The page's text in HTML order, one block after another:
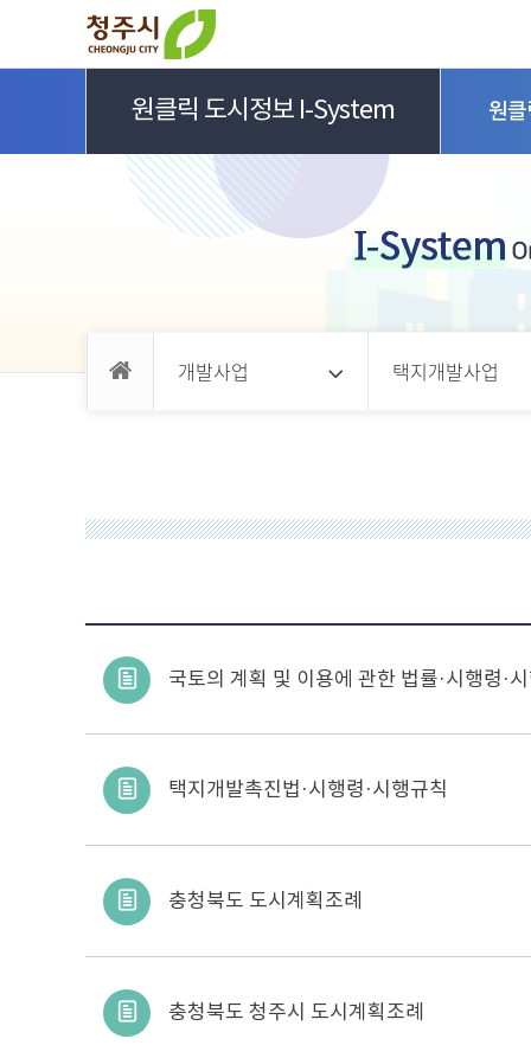
원클릭 도시정보 I-System 원
개발사업 택지개발사업
국토의 계획 및 이용에 관한 법률·시행령·
택지개발촉진법·시행령·시행규칙
충청북도 도시계획조례
충청북도 청주시 도시계획조례